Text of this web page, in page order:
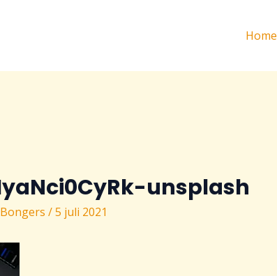
Home
unsplash
/5 juli 2021